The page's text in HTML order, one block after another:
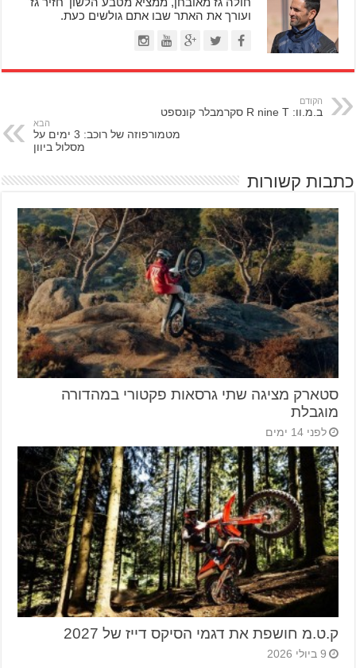
ועורך את האתר שבו אתם גולשים כעת.
הקודם
ב.מ.וו: R nine T סקרמבלר קונספט
הבא
מטמורפוזה של רוכב: 3 ימים על
מסלול ביוון
כתבות קשורות
סטארק מציגה שתי גרסאות פקטורי במהדורה
מוגבלת
לפני 14 ימים
ק.ט.מ חושפת את דגמי הסיקס דייז של 2027
9 ביולי 2026